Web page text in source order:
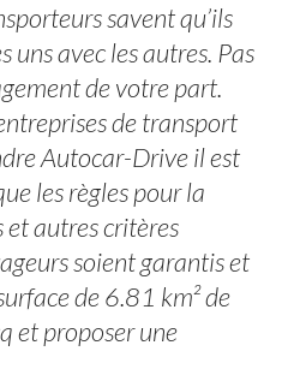
savent qu’ils
uns avec les autres. Pas
de votre part.
de transport
Autocar-Drive il est
les règles pour la
et autres critères
soient garantis et
de 6.81 km² de
et proposer une